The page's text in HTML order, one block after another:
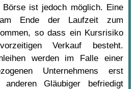
ist jedoch möglich. Eine
Ende der Laufzeit zum
so dass ein Kursrisiko
Verkauf besteht.
werden im Falle einer
Unternehmens erst
Gläubiger befriedigt